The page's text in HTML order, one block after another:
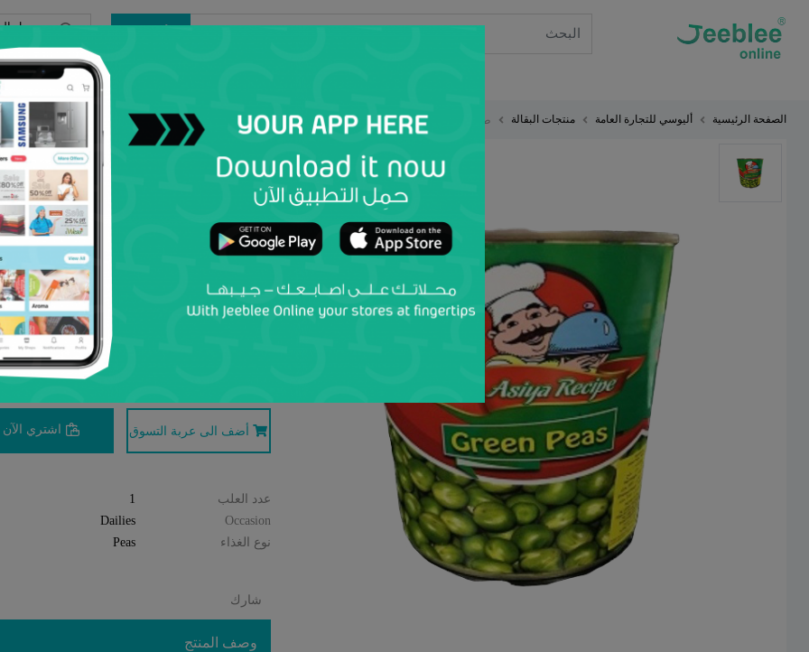
تسجيل
الرجال أطفال
الصفحة الرئيسية أليوسي للتجارة العامة منتجات البقالة طعام مغلف
ASIYAR
وصفة أسيا البازلاء الخضراء 400 غ
بواسطة Al Liusie Trading Establishment
0 التعليقات أضف إلى قائمة المفضلة أضف
0.263 OMR
الأسعار تشمل الضريبة على القيمة المضافة
موقعك
تحديد
أضف الى عربة التسوق اشتري الآن
عدد العلب
1
Occasion
Dailies
نوع الغذاء
Peas
شارك
وصف المنتج